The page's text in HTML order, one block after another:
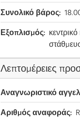
Συνολικό βάρος:
Εξοπλισμός:
Λεπτομέρειες
Αναγνωριστικό
Αριθμός αναφοράς: